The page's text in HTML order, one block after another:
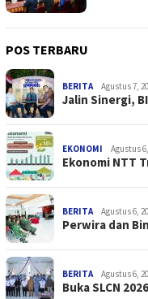
POS TERBARU
BERITA Agustus 7,
Jalin Sinergi,
EKONOMI Agustus
Ekonomi NTT
BERITA Agustus 6,
Perwira dan
BERITA Agustus 6,
Buka SLCN